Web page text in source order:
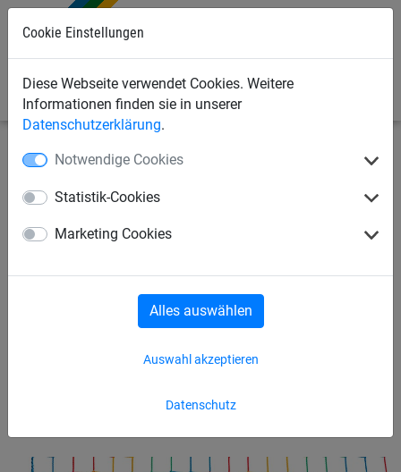
Cookie Einstellungen
Diese Webseite verwendet Cookies. Weitere
Informationen finden sie in unserer
Datenschutzerklärung.
Notwendige Cookies
Statistik-Cookies
Marketing Cookies
Datenschutz
Auswahl akzeptieren
Alles auswählen
Sportnetze Schutz- und Stoppnetze
Schutznetz aus Polypropylen,
ø 3 mm, Maschenweite 45
mm, 4farbig - nach Maß